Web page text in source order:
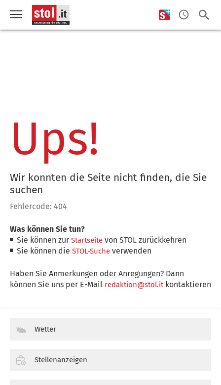
Ups!
Wir konnten die Seite nicht finden, die Sie
suchen
Fehlercode: 404
Was können Sie tun?
Sie können zurStartseite von STOL zurückkehren
Sie können dieSTOL-Suche verwenden
Haben Sie Anmerkungen oder Anregungen? Dann
können Sie uns per E-Mail redaktion@stol.itkontaktieren
Wetter
Stellenanzeigen